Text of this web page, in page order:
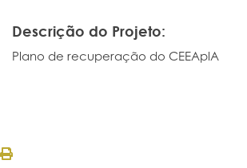
Descrição do Projeto:
Plano de recuperação do CEEAplA